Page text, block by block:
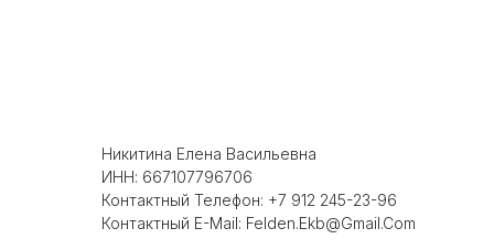
Никитина Елена Васильевна
ИНН: 667107796706
Контактный Телефон: +7 912 245-23-96
Контактный E-Mail: Felden.ekb@gmail.com